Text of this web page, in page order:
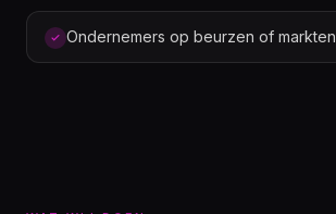
Ondernemers op beurzen of markten